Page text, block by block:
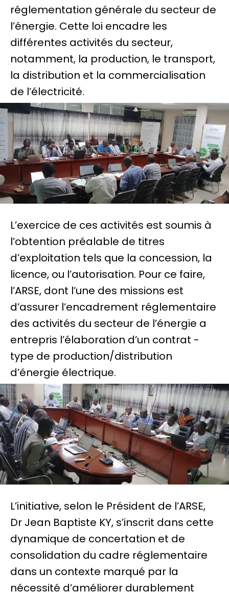
réglementation générale du secteur de
l’énergie. Cette loi encadre les
différentes activités du secteur,
notamment, la production, le transport,
la distribution et la commercialisation
de l’électricité.
L’exercice de ces activités est soumis à
l’obtention préalable de titres
d’exploitation tels que la concession, la
licence, ou l’autorisation. Pour ce faire,
l’ARSE, dont l’une des missions est
d’assurer l’encadrement réglementaire
des activités du secteur de l’énergie a
entrepris l’élaboration d’un contrat -
type de production/distribution
d’énergie électrique.
L’initiative, selon le Président de l’ARSE,
Dr Jean Baptiste KY, s’inscrit dans cette
dynamique de concertation et de
consolidation du cadre réglementaire
dans un contexte marqué par la
nécessité d’améliorer durablement